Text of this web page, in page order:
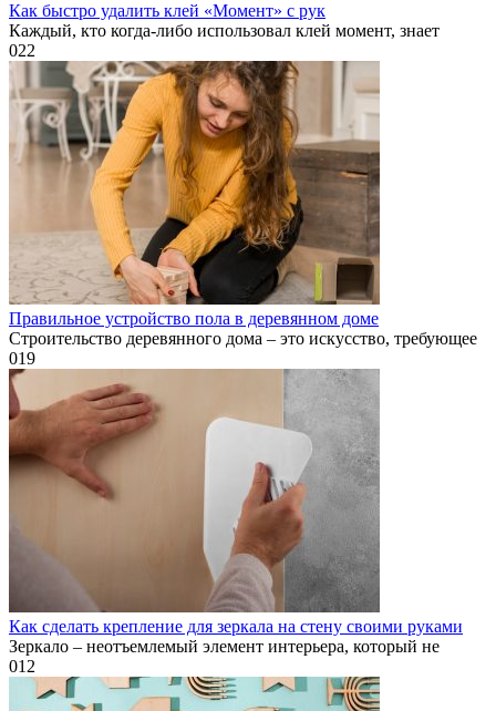
Как быстро удалить клей «Момент» с рук
Каждый, кто когда-либо использовал клей момент, знает
022
Правильное устройство пола в деревянном доме
Строительство деревянного дома – это искусство, требующее
019
Как сделать крепление для зеркала на стену своими руками
Зеркало – неотъемлемый элемент интерьера, который не
012